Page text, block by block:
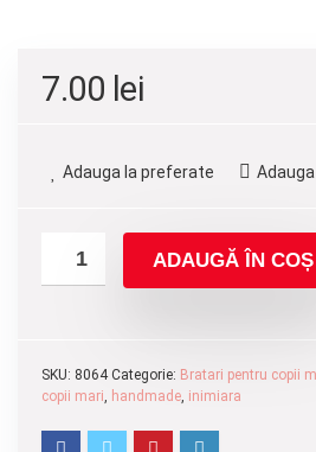
7.00 lei
Adauga la preferate
ADAUGĂ ÎN COȘ
SKU: 8064 Categorie: Bratari pentru copii
copii mari, handmade, inimiara